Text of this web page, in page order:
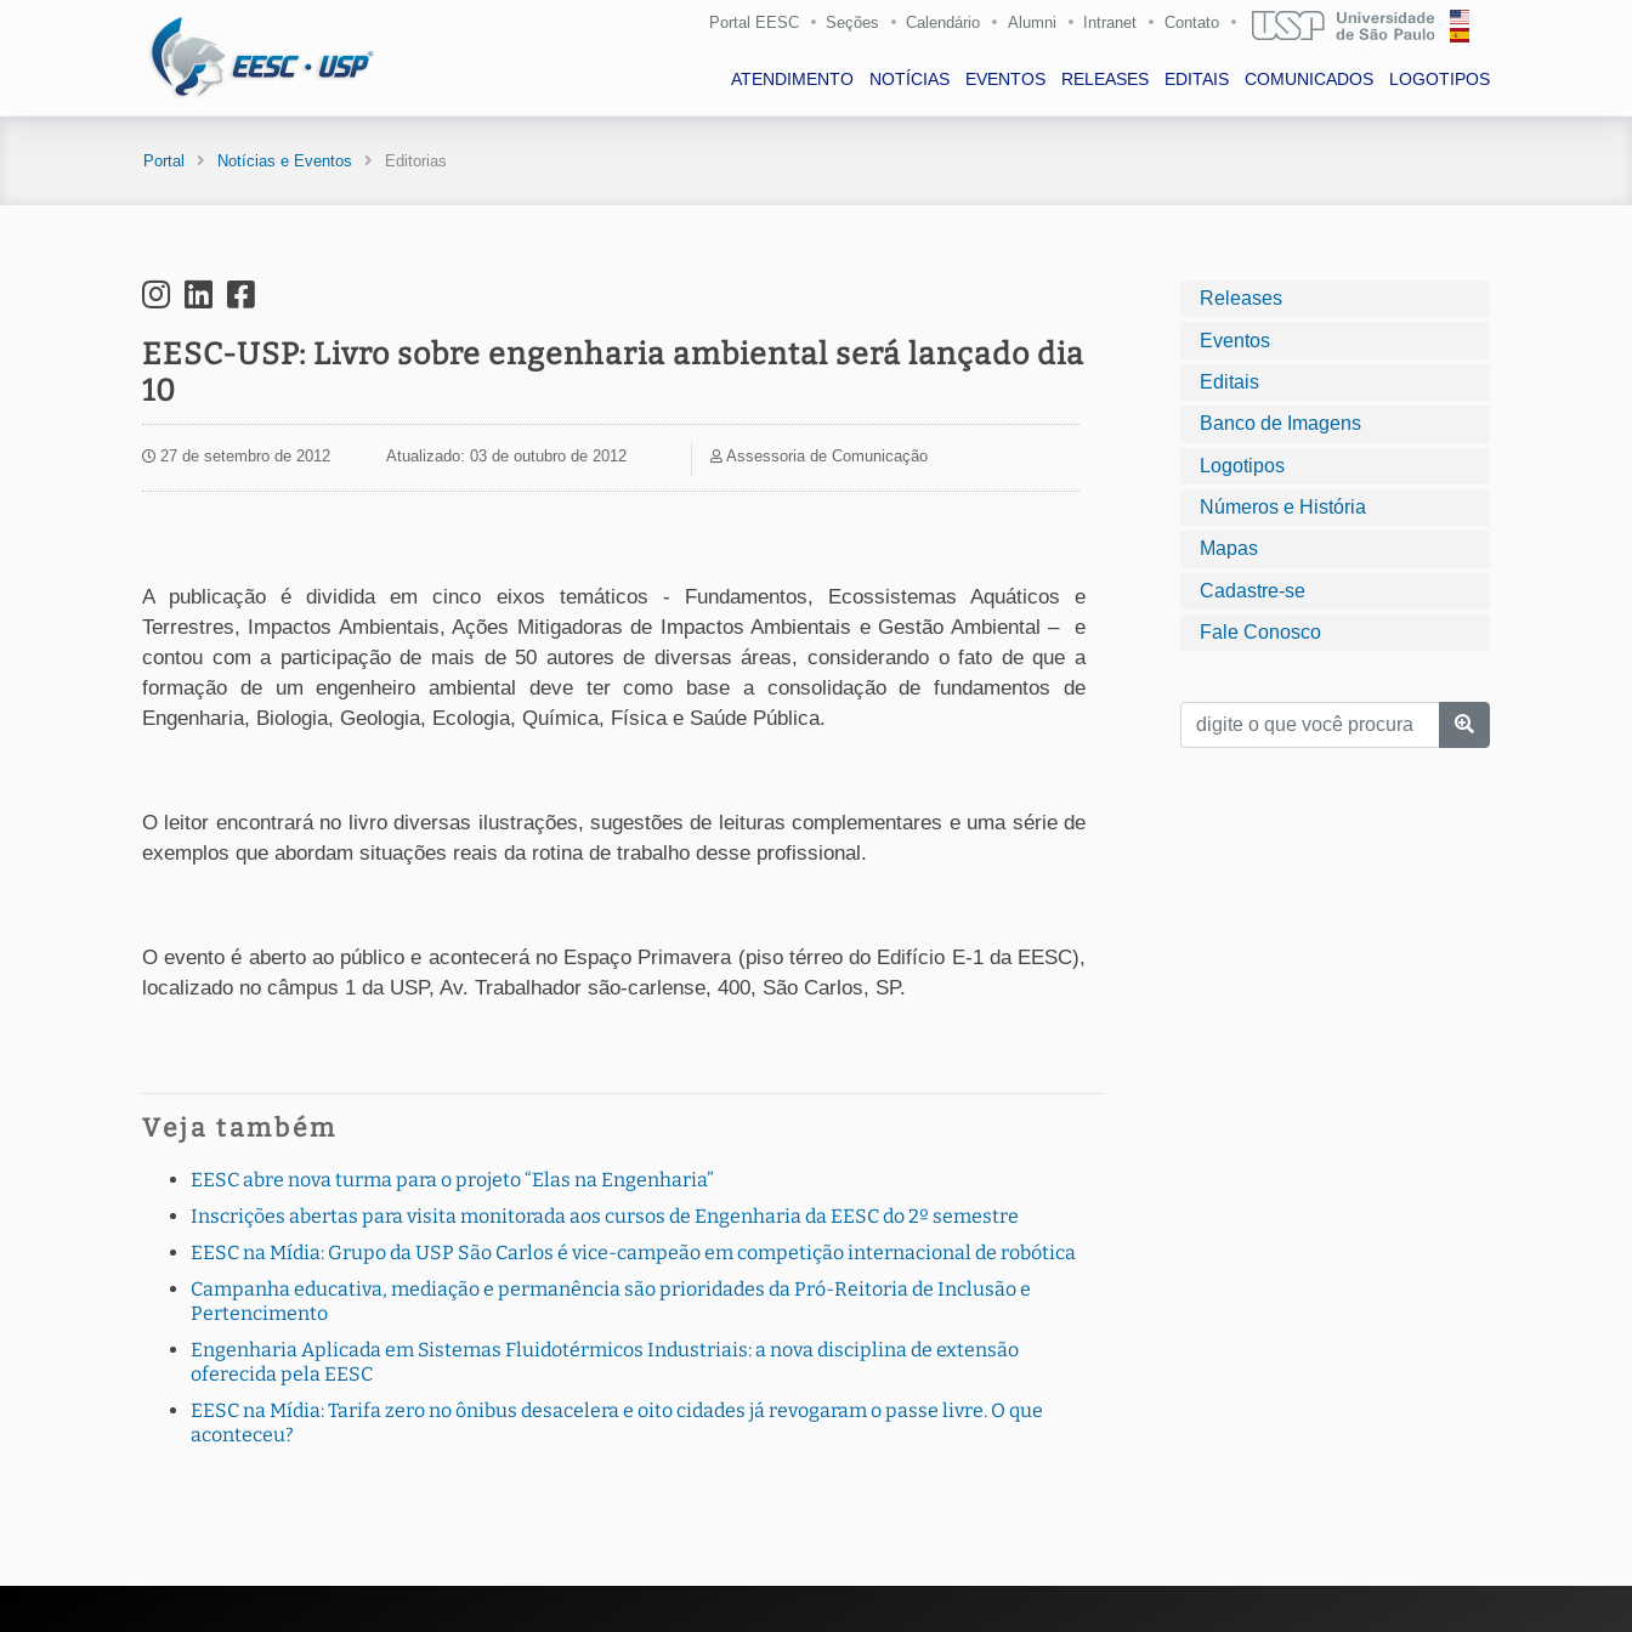
Portal EESC Seções Calendário Alumni Intranet Contato
ATENDIMENTO NOTÍCIAS EVENTOS RELEASES EDITAIS COMUNICADOS LOGOTIPOS
Portal Notícias e Eventos Editorias
EESC-USP: Livro sobre engenharia ambiental será lançado dia
10
27 de setembro de 2012 Atualizado: 03 de outubro de 2012 Assessoria de Comunicação
A publicação é dividida em cinco eixos temáticos - Fundamentos, Ecossistemas Aquáticos e
Terrestres, Impactos Ambientais, Ações Mitigadoras de Impactos Ambientais e Gestão Ambiental – e
contou com a participação de mais de 50 autores de diversas áreas, considerando o fato de que a
formação de um engenheiro ambiental deve ter como base a consolidação de fundamentos de
Engenharia, Biologia, Geologia, Ecologia, Química, Física e Saúde Pública.
O leitor encontrará no livro diversas ilustrações, sugestões de leituras complementares e uma série de
exemplos que abordam situações reais da rotina de trabalho desse profissional.
O evento é aberto ao público e acontecerá no Espaço Primavera (piso térreo do Edifício E-1 da EESC),
localizado no câmpus 1 da USP, Av. Trabalhador são-carlense, 400, São Carlos, SP.
Veja também
EESC abre nova turma para o projeto “Elas na Engenharia”
Inscrições abertas para visita monitorada aos cursos de Engenharia da EESC do 2º semestre
EESC na Mídia: Grupo da USP São Carlos é vice-campeão em competição internacional de robótica
Campanha educativa, mediação e permanência são prioridades da Pró-Reitoria de Inclusão e
Pertencimento
Engenharia Aplicada em Sistemas Fluidotérmicos Industriais: a nova disciplina de extensão
oferecida pela EESC
EESC na Mídia: Tarifa zero no ônibus desacelera e oito cidades já revogaram o passe livre. O que
aconteceu?
Releases
Eventos
Editais
Banco de Imagens
Logotipos
Números e História
Mapas
Cadastre-se
Fale Conosco